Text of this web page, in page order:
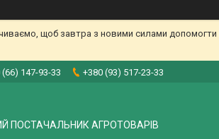
щоб завтра з новими силами
(66) 147-93-33 +380 (93) 517-23-33
ПОСТАЧАЛЬНИК АГРОТОВАРІВ